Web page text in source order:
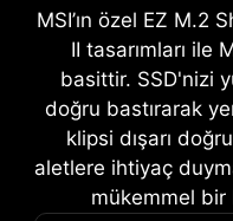
MSI’ın özel EZ M.2
II tasarımları ile
basittir. SSD'nizi
doğru bastırarak
klipsi dışarı
aletlere ihtiyaç
mükemmel bir
delving